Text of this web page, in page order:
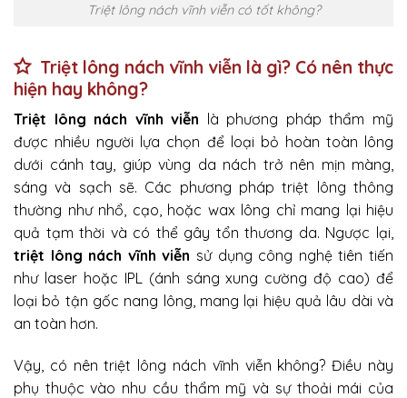
Triệt lông nách vĩnh viễn có tốt không?
Triệt lông nách vĩnh viễn là gì? Có nên thực
hiện hay không?
Triệt lông nách vĩnh viễn là phương pháp thẩm mỹ
được nhiều người lựa chọn để loại bỏ hoàn toàn lông
dưới cánh tay, giúp vùng da nách trở nên mịn màng,
sáng và sạch sẽ. Các phương pháp triệt lông thông
thường như nhổ, cạo, hoặc wax lông chỉ mang lại hiệu
quả tạm thời và có thể gây tổn thương da. Ngược lại,
triệt lông nách vĩnh viễn sử dụng công nghệ tiên tiến
như laser hoặc IPL (ánh sáng xung cường độ cao) để
loại bỏ tận gốc nang lông, mang lại hiệu quả lâu dài và
an toàn hơn.
Vậy, có nên triệt lông nách vĩnh viễn không? Điều này
phụ thuộc vào nhu cầu thẩm mỹ và sự thoải mái của